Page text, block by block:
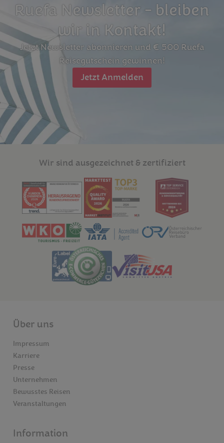
Ruefa Newsletter - bleiben
wir in Kontakt!
Jetzt Newsletter abonnieren und € 500 Ruefa
Reisegutschein gewinnen!
Jetzt Anmelden
Wir sind ausgezeichnet & zertifiziert
Über uns
Impressum
Karriere
Presse
Unternehmen
Bewusstes Reisen
Veranstaltungen
Information